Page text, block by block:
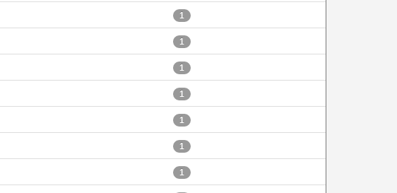
1
1
1
1
1
1
1